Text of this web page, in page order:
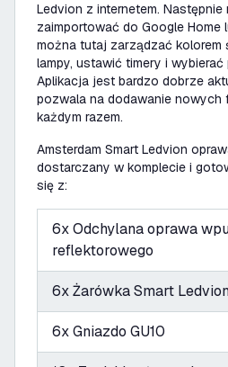
Ledvion z internetem. Następnie
zaimportować do Google Home
można tutaj zarządzać kolorem
lampy, ustawić timery i
Aplikacja jest bardzo dobrze
pozwala na dodawanie nowych
każdym razem.
Amsterdam Smart Ledvion
dostarczany w komplecie i
się z:
6x Odchylana oprawa
reflektorowego
6x Żarówka Smart
6x Gniazdo GU10